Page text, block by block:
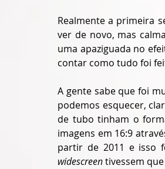
Realmente a primeira
ver de novo, mas
uma apaziguada no
contar como tudo foi
A gente sabe que foi
podemos esquecer,
de tubo tinham o
imagens em 16:9
widescreen tivessem